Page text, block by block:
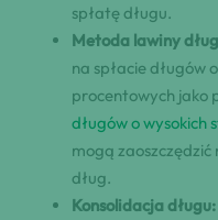
spłatę długu.
Metoda lawiny
na spłacie długów
procentowych jako
długów o wysokich
mogą zaoszczędzić
dług.
Konsolidacja długu: